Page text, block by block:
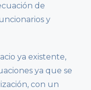
de
y
ya existente,
ya que se
con un